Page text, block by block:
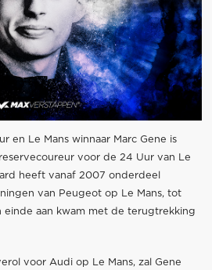
en Le Mans winnaar Marc Gene is
voor de 24 Uur van Le
heeft vanaf 2007 onderdeel
van Peugeot op Le Mans, tot
einde aan kwam met de terugtrekking
voor Audi op Le Mans, zal Gene